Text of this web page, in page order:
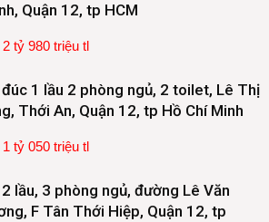
Quận 12, tp HCM
2 tỷ 980 triệu tl
đúc 1 lầu 2 phòng ngủ, 2 toilet, Lê Thị
Thới An, Quận 12, tp Hồ Chí Minh
1 tỷ 050 triệu tl
lầu, 3 phòng ngủ, đường Lê Văn
F Tân Thới Hiệp, Quận 12, tp